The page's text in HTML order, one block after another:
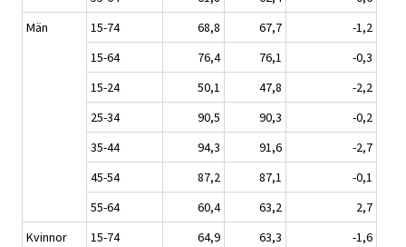
Män
15-74 68,8 67,7
-1,2
15-64
76,4 76,1
-0,3
15-24
50,1 47,8
-2,2
25-34
90,5 90,3
-0,2
35-44
94,3 91,6
-2,7
45-54
87,2 87,1
-0,1
55-64
60,4 63,2
2,7
Kvinnor
15-74 64,9 63,3
-1,6